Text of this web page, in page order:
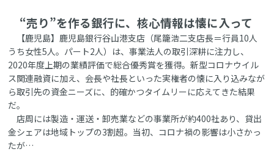
“売り”を作る銀行に、核心情報は懐に入って
【鹿児島】鹿児島銀行谷山港支店（尾籠浩二支店長＝行員10人
うち女性5人。パート2人）は、事業法人の取引深耕に注力し、
2020年度上期の業績評価で総合優秀賞を獲得。新型コロナウイル
ス関連融資に加え、会長や社長といった実権者の懐に入り込みなが
ら取引先の資金ニーズに、的確かつタイムリーに応えてきた結果
だ。
店周には製造・運送・卸売業などの事業所が約400社あり、貸出
金シェアは地域トップの3割超。当初、コロナ禍の影響は小さかっ
たが…